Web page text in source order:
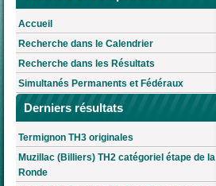
Accueil
Recherche dans le Calendrier
Recherche dans les Résultats
Simultanés Permanents et Fédéraux
Derniers résultats
Termignon TH3 originales
Muzillac (Billiers) TH2 catégoriel étape de la
Ronde